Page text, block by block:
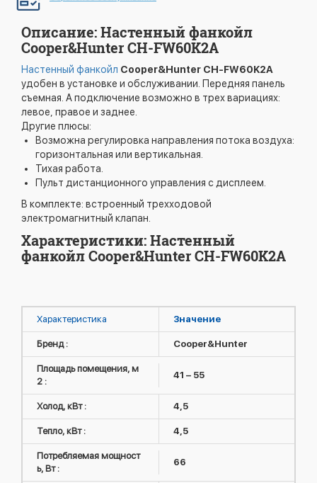
Описание: Настенный фанкойл
Cooper&Hunter CH-FW60K2A
Настенный фанкойл Cooper&Hunter CH-FW60K2A
удобен в установке и обслуживании. Передняя панель
съемная. А подключение возможно в трех вариациях:
левое, правое и заднее.
Другие плюсы:
Возможна регулировка направления потока воздуха:
горизонтальная или вертикальная.
Тихая работа.
Пульт дистанционного управления с дисплеем.
В комплекте: встроенный трехходовой
электромагнитный клапан.
Характеристики: Настенный
фанкойл Cooper&Hunter CH-FW60K2A
Характеристика Значение
Бренд : Cooper&Hunter
Площадь помещения, м
2 :
41 – 55
Холод, кВт : 4,5
Тепло, кВт : 4,5
Потребляемая мощност
ь, Вт :
66